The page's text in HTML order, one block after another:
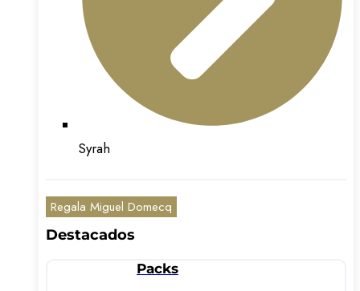
Syrah
Regala Miguel Domecq
Destacados
Packs